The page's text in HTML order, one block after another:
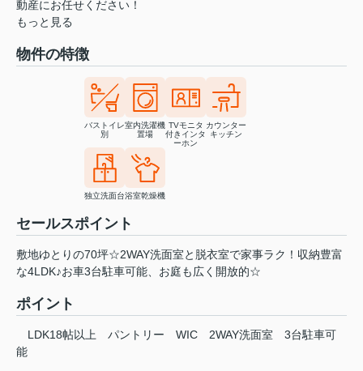
動産にお任せください！
もっと見る
物件の特徴
バストイレ
別
室内洗濯機
置場
TVモニタ
付きインタ
ーホン
カウンター
キッチン
独立洗面台浴室乾燥機
セールスポイント
敷地ゆとりの70坪☆2WAY洗面室と脱衣室で家事ラク！収納豊富
な4LDK♪お車3台駐車可能、お庭も広く開放的☆
ポイント
LDK18帖以上 パントリー WIC 2WAY洗面室
3台駐車可
能